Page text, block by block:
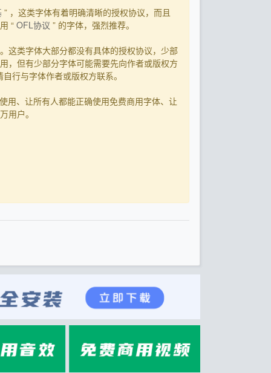
” ，这类字体有着明确清晰的授权协议，而且
“ OFL协议 ” 的字体，强烈推荐。
这类字体大部分都没有具体的授权协议，少部
，但有少部分字体可能需要先向作者或版权方
行与字体作者或版权方联系。
用、让所有人都能正确使用免费商用字体、让
用户。